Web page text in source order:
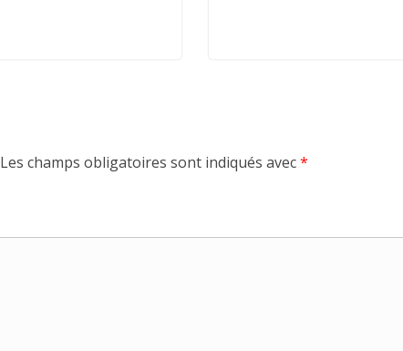
Les champs obligatoires sont indiqués avec*